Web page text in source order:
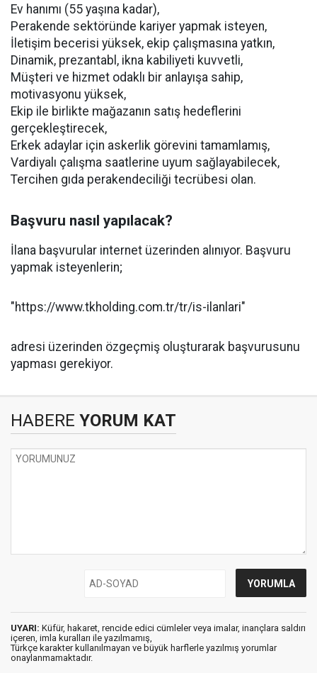
Ev hanımı (55 yaşına kadar),
Perakende sektöründe kariyer yapmak isteyen,
İletişim becerisi yüksek, ekip çalışmasına yatkın,
Dinamik, prezantabl, ikna kabiliyeti kuvvetli,
Müşteri ve hizmet odaklı bir anlayışa sahip,
motivasyonu yüksek,
Ekip ile birlikte mağazanın satış hedeflerini
gerçekleştirecek,
Erkek adaylar için askerlik görevini tamamlamış,
Vardiyalı çalışma saatlerine uyum sağlayabilecek,
Tercihen gıda perakendeciliği tecrübesi olan.
Başvuru nasıl yapılacak?
İlana başvurular internet üzerinden alınıyor. Başvuru
yapmak isteyenlerin;
"https://www.tkholding.com.tr/tr/is-ilanlari"
adresi üzerinden özgeçmiş oluşturarak başvurusunu
yapması gerekiyor.
HABERE YORUM KAT
UYARI: Küfür, hakaret, rencide edici cümleler veya imalar, inançlara saldırı
içeren, imla kuralları ile yazılmamış,
Türkçe karakter kullanılmayan ve büyük harflerle yazılmış yorumlar
onaylanmamaktadır.